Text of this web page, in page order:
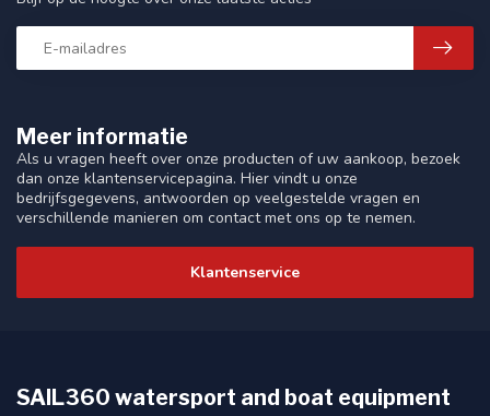
Meer informatie
Als u vragen heeft over onze producten of uw aankoop, bezoek
dan onze klantenservicepagina. Hier vindt u onze
bedrijfsgegevens, antwoorden op veelgestelde vragen en
verschillende manieren om contact met ons op te nemen.
Klantenservice
SAIL360 watersport and boat equipment